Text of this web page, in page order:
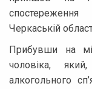
Черкаській
Прибувши на
чоловіка,
алкогольного